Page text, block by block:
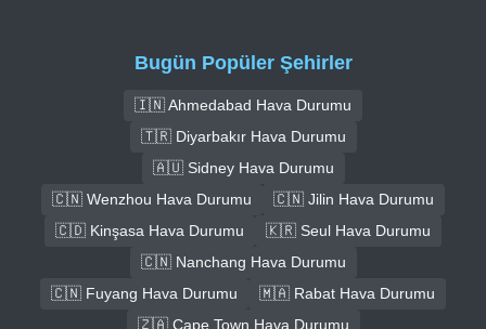
Bugün Popüler Şehirler
🇮🇳 Ahmedabad Hava Durumu
🇹🇷 Diyarbakır Hava Durumu
🇦🇺 Sidney Hava Durumu
🇨🇳 Wenzhou Hava Durumu
🇨🇳 Jilin Hava Durumu
🇨🇩 Kinşasa Hava Durumu
🇰🇷 Seul Hava Durumu
🇨🇳 Nanchang Hava Durumu
🇨🇳 Fuyang Hava Durumu
🇲🇦 Rabat Hava Durumu
🇿🇦 Cape Town Hava Durumu